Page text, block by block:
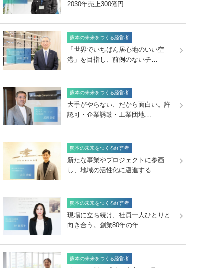
2030年売上300億円…
熊本の未来をつくる経営者
「世界でいちばん居心地のいい空
港」を目指し、前例のないチ…
熊本の未来をつくる経営者
大手がやらない、だから面白い。許
認可・企業誘致・工業団地…
熊本の未来をつくる経営者
新たな事業やプロジェクトに参画
し、地域の活性化に邁進する…
熊本の未来をつくる経営者
現場に立ち続け、社員一人ひとりと
向き合う。創業80年の年…
熊本の未来をつくる経営者